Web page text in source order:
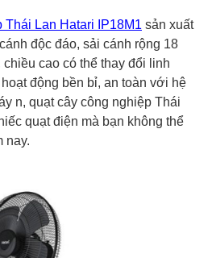
Lan Hatari IP18M1 sản xuất
độc đáo, sải cánh rộng 18
cao có thể thay đổi linh
động bền bỉ, an toàn với hệ
n, quạt cây công nghiệp Thái
quạt điện mà bạn không thể
nay.